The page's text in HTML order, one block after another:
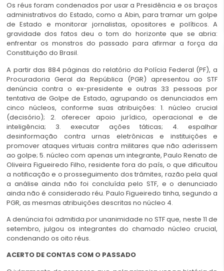
Os réus foram condenados por usar a Presidência e os braços
administrativos do Estado, como a Abin, para tramar um golpe
de Estado e monitorar jornalistas, opositores e políticos. A
gravidade dos fatos deu o tom do horizonte que se abria:
enfrentar os monstros do passado para afirmar a força da
Constituição do Brasil.
A partir das 884 páginas do relatório da Polícia Federal (PF), a
Procuradoria Geral da República (PGR) apresentou ao STF
denúncia contra o ex-presidente e outras 33 pessoas por
tentativa de Golpe de Estado, agrupando os denunciados em
cinco núcleos, conforme suas atribuições: 1. núcleo crucial
(decisório); 2. oferecer apoio jurídico, operacional e de
inteligência; 3. executar ações táticas; 4. espalhar
desinformação contra urnas eletrônicas e instituições e
promover ataques virtuais contra militares que não aderissem
ao golpe; 5. núcleo com apenas um integrante, Paulo Renato de
Oliveira Figueiredo Filho, residente fora do país, o que dificultou
a notificação e o prosseguimento dos trâmites, razão pela qual
a análise ainda não foi concluída pelo STF, e o denunciado
ainda não é considerado réu. Paulo Figueiredo tinha, segundo a
PGR, as mesmas atribuições descritas no núcleo 4.
A denúncia foi admitida por unanimidade no STF que, neste 11 de
setembro, julgou os integrantes do chamado núcleo crucial,
condenando os oito réus.
ACERTO DE CONTAS COM O PASSADO